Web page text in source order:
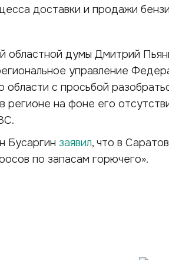
доставки и продажи
областной думы Дмитрий
управление
с просьбой
регионе на фоне его
Бусаргин заявил, что в
по запасам горючего».